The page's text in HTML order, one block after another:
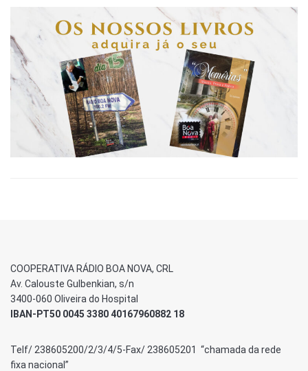
COOPERATIVA RÁDIO BOA NOVA, CRL
Av. Calouste Gulbenkian, s/n
3400-060 Oliveira do Hospital
IBAN-PT50 0045 3380 40167960882 18
Telf/ 238605200/2/3/4/5-Fax/ 238605201 “chamada da rede
fixa nacional”